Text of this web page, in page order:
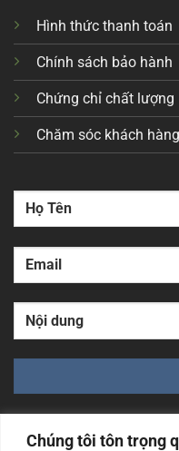
Chúng tôi tôn trọng
Hình thức thanh toán
Chính sách bảo hành
Chứng chỉ chất lượng
Chăm sóc khách hàng